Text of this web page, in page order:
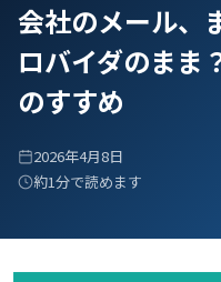
会社のメール
ロバイダのまま
のすすめ
2026年4月8日
約1分で読めます